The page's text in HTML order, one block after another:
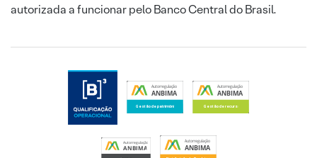
autorizada a funcionar pelo Banco Central do Brasil.